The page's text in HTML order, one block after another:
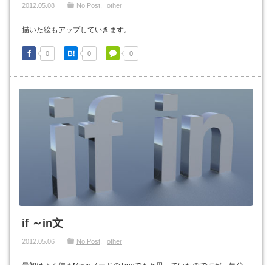
2012.05.08 No Post other
描いた絵もアップしていきます。
0 0 0
if ～in文
2012.05.06 No Post other